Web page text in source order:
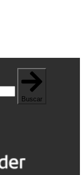
Buscar